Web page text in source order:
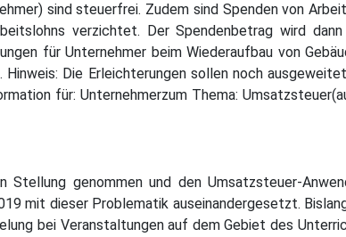
sind steuerfrei. Zudem sind Spenden von
verzichtet. Der Spendenbetrag wird
für Unternehmer beim Wiederaufbau von
Die Erleichterungen sollen noch
für: Unternehmerzum Thema:
genommen und den Umsatzsteuer-
mit dieser Problematik auseinandergesetzt.
bei Veranstaltungen auf dem Gebiet des